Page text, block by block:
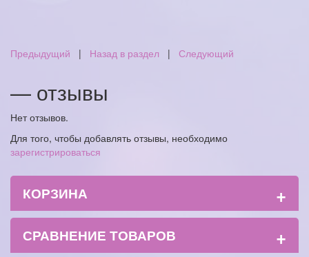
Предыдущий | Назад в раздел | Следующий
— отзывы
Нет отзывов.
Для того, чтобы добавлять отзывы, необходимо
зарегистрироваться
КОРЗИНА +
СРАВНЕНИЕ ТОВАРОВ +